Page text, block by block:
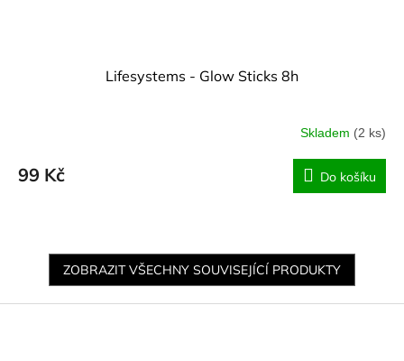
Lifesystems - Glow Sticks 8h
Skladem (2 ks)
99 Kč Do košíku
ZOBRAZIT VŠECHNY SOUVISEJÍCÍ PRODUKTY